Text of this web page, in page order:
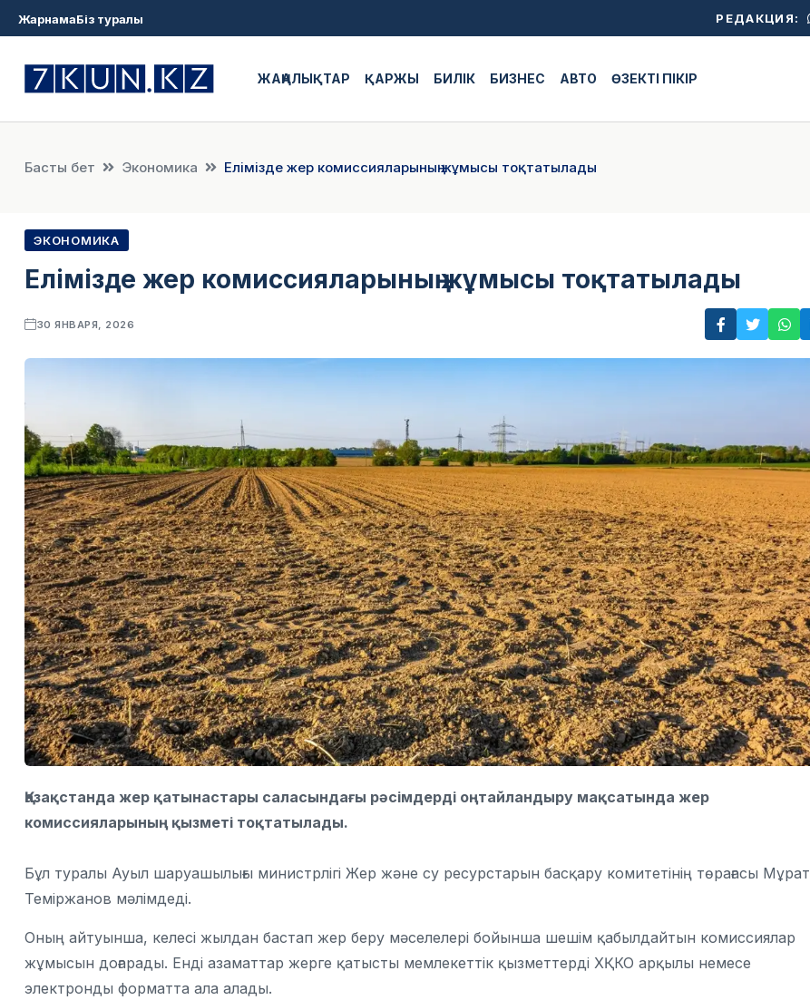
ЖарнамаБіз туралы РЕДАКЦИЯ:
ЖАҢАЛЫҚТАР ҚАРЖЫ БИЛІК БИЗНЕС АВТО ӨЗЕКТІ ПІКІР
Басты бет Экономика Елімізде жер комиссияларының жұмысы тоқтатылады
ЭКОНОМИКА
Елімізде жер комиссияларының жұмысы тоқтатылады
30 ЯНВАРЯ, 2026
Қазақстанда жер қатынастары саласындағы рәсімдерді оңтайландыру мақсатында жер
комиссияларының қызметі тоқтатылады.
Бұл туралы Ауыл шаруашылығы министрлігі Жер және су ресурстарын басқару комитетінің төрағасы Мұрат
Теміржанов мәлімдеді.
Оның айтуынша, келесі жылдан бастап жер беру мәселелері бойынша шешім қабылдайтын комиссиялар
жұмысын доғарады. Енді азаматтар жерге қатысты мемлекеттік қызметтерді ХҚКО арқылы немесе
электронды форматта ала алады.